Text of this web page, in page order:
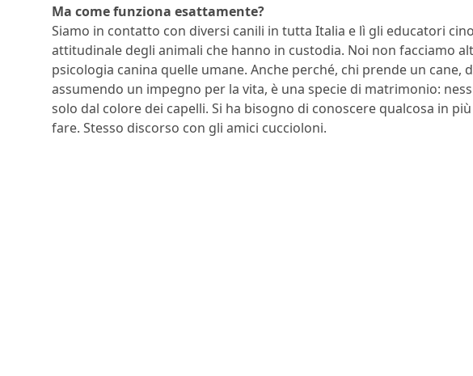
Ma come funziona esattamente?
Siamo in contatto con diversi canili in tutta Italia e lì gli educatori
attitudinale degli animali che hanno in custodia. Noi non facciamo
psicologia canina quelle umane. Anche perché, chi prende un cane,
assumendo un impegno per la vita, è una specie di matrimonio:
solo dal colore dei capelli. Si ha bisogno di conoscere qualcosa in
fare. Stesso discorso con gli amici cuccioloni.